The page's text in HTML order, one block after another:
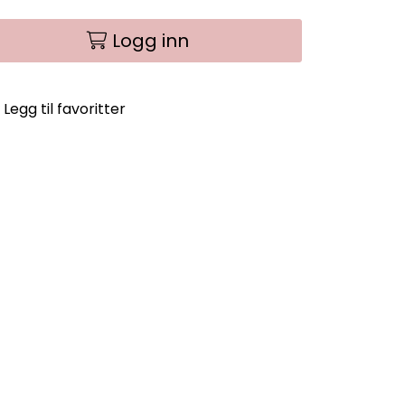
Logg inn
Legg til favoritter